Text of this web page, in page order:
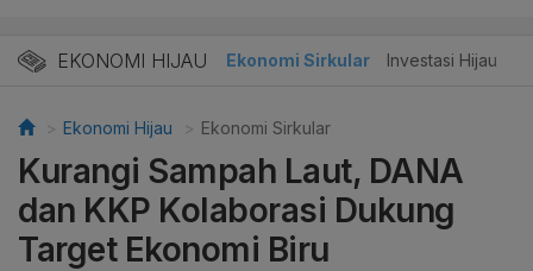
EKONOMI HIJAU
Energi Baru Ekonomi Sirkular Investasi Hijau
Ekonomi Hijau Ekonomi Sirkular
Kurangi Sampah Laut, DANA
dan KKP Kolaborasi Dukung
Target Ekonomi Biru